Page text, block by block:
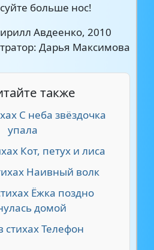
больше нос!
Авдеенко, 2010
Дарья Максимова
также
С неба звёздочка
упала
Кот, петух и лиса
Наивный волк
Ёжка поздно
домой
стихах Телефон